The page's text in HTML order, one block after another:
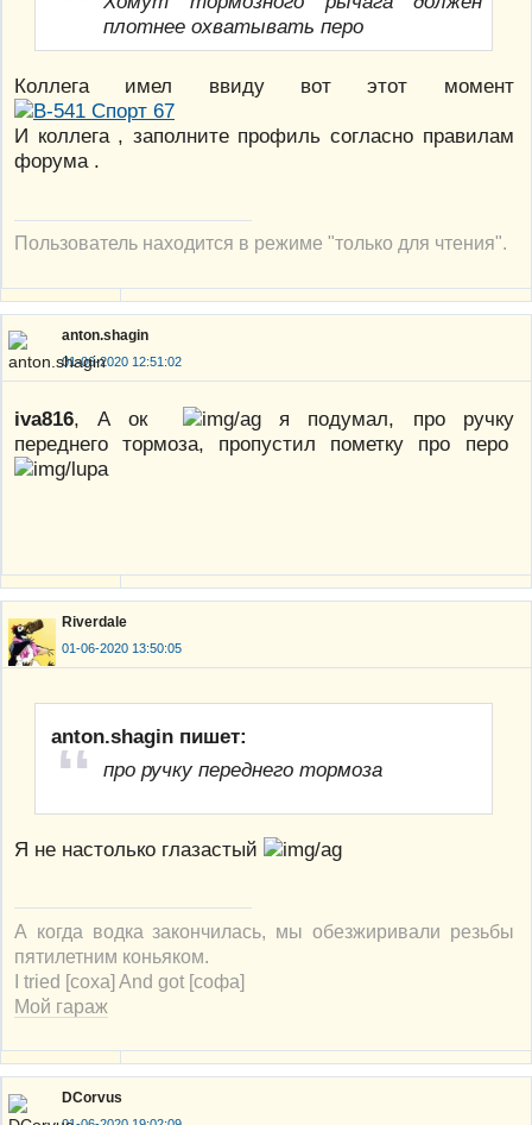
плотнее охватывать перо
Коллега имел ввиду вот этот момент
И коллега , заполните профиль согласно правилам
форума .
Пользователь находится в режиме "только для чтения".
anton.shagin
01-06-2020 12:51:02
iva816, А ок
я подумал, про ручку
переднего тормоза, пропустил пометку про перо
Riverdale
01-06-2020 13:50:05
anton.shagin пишет:
про ручку переднего тормоза
Я не настолько глазастый
А когда водка закончилась, мы обезжиривали резьбы
пятилетним коньяком.
I tried [соха] And got [софа]
Мой гараж
DCorvus